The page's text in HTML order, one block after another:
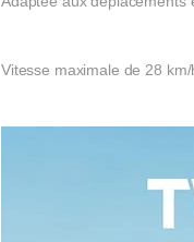
Vitesse maximale de 28